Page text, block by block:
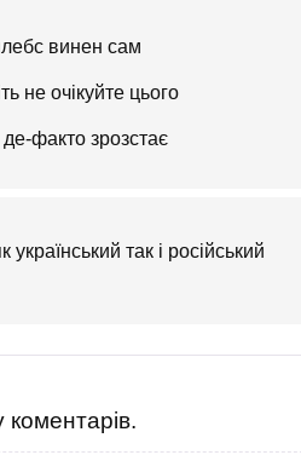
винен сам
не очікуйте цього
факто зрозстає
так і російський